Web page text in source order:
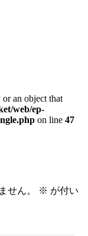
or an object that
web/ep-
on line 47
せん。 ※ が付い